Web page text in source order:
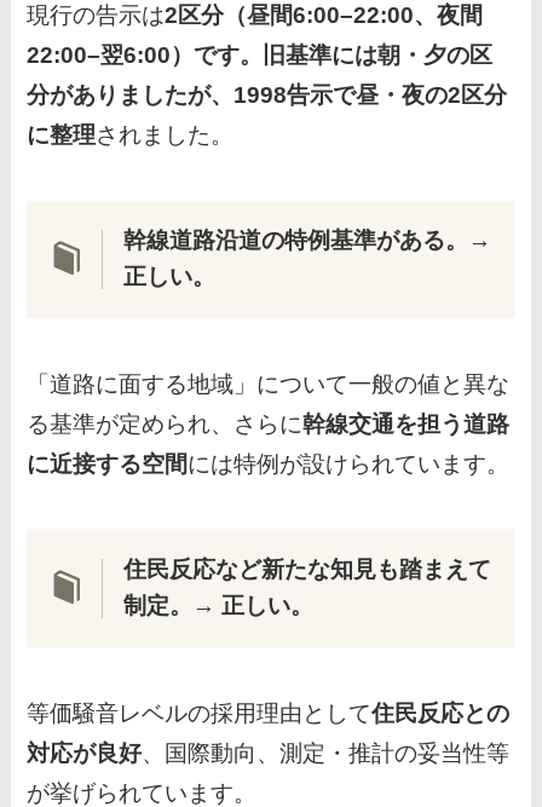
現行の告示は2区分（昼間6:00–22:00、夜間
22:00–翌6:00）です。旧基準には朝・夕の区
分がありましたが、1998告示で昼・夜の2区分
に整理されました。
幹線道路沿道の特例基準がある。
→
正しい。
「道路に面する地域」について一般の値と異な
る基準が定められ、さらに幹線交通を担う道路
に近接する空間には特例が設けられています。
住民反応など新たな知見も踏まえて
制定。
→正しい。
等価騒音レベルの採用理由として住民反応との
対応が良好、国際動向、測定・推計の妥当性等
が挙げられています。